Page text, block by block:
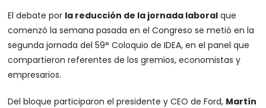
El debate por la reducción de la jornada laboral que
comenzó la semana pasada en el Congreso se metió en la
segunda jornada del 59° Coloquio de IDEA, en el panel que
compartieron referentes de los gremios, economistas y
empresarios.
Del bloque participaron el presidente y CEO de Ford, Martín